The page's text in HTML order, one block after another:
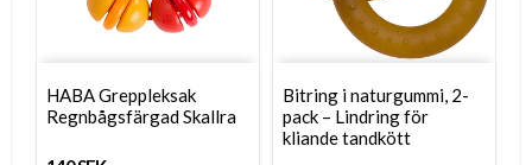
HABA Greppleksak
Regnbågsfärgad Skallra
Bitring i naturgummi, 2-
pack – Lindring för
kliande tandkött